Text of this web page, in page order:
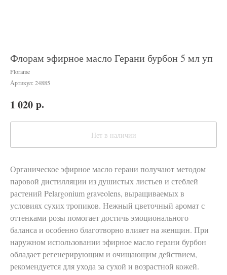
Флорам эфирное масло Герани бурбон 5 мл уп
Florame
Артикул: 24885
1 020 р.
Нет в наличии
Органическое эфирное масло герани получают методом
паровой дистилляции из душистых листьев и стеблей
растений Pelargonium graveolens, выращиваемых в
условиях сухих тропиков. Нежный цветочный аромат с
оттенками розы помогает достичь эмоционального
баланса и особенно благотворно влияет на женщин. При
наружном использовании эфирное масло герани бурбон
обладает регенерирующим и очищающим действием,
рекомендуется для ухода за сухой и возрастной кожей.